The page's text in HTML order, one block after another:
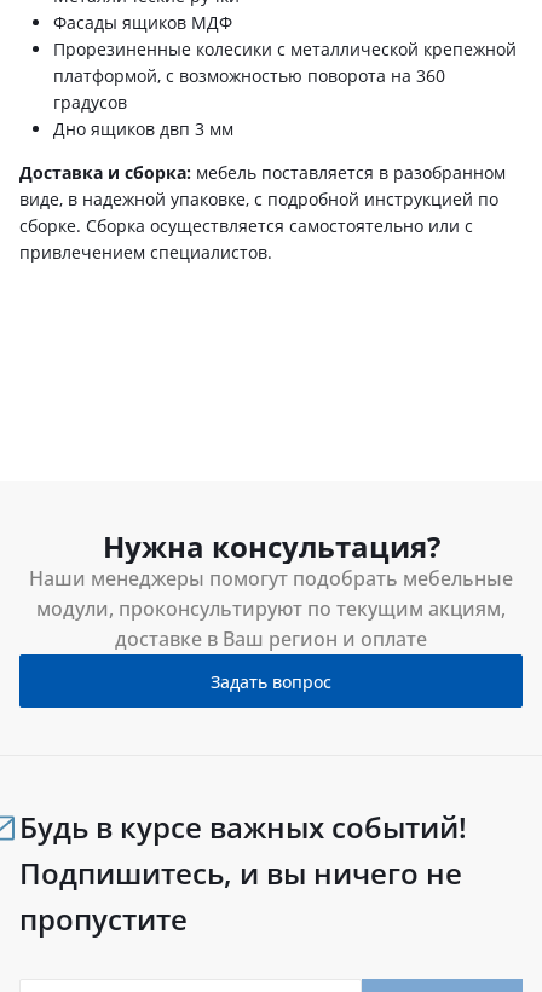
Фасады ящиков МДФ
Прорезиненные колесики с металлической крепежной
платформой, с возможностью поворота на 360
градусов
Дно ящиков двп 3 мм
Доставка и сборка: мебель поставляется в разобранном
виде, в надежной упаковке, с подробной инструкцией по
сборке. Сборка осуществляется самостоятельно или с
привлечением специалистов.
Нужна консультация?
Наши менеджеры помогут подобрать мебельные
модули, проконсультируют по текущим акциям,
доставке в Ваш регион и оплате
Задать вопрос
Будь в курсе важных событий!
Подпишитесь, и вы ничего не
пропустите